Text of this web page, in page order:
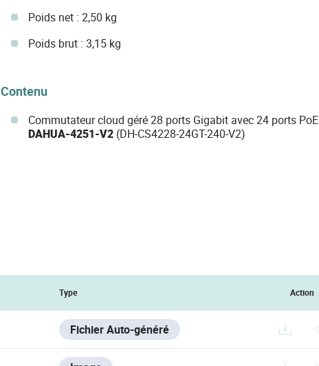
Poids net : 2,50 kg
Poids brut : 3,15 kg
Contenu
Commutateur cloud géré 28 ports Gigabit avec 24 ports PoE
DAHUA-4251-V2(DH-CS4228-24GT-240-V2)
Type Action
Fichier Auto-généré